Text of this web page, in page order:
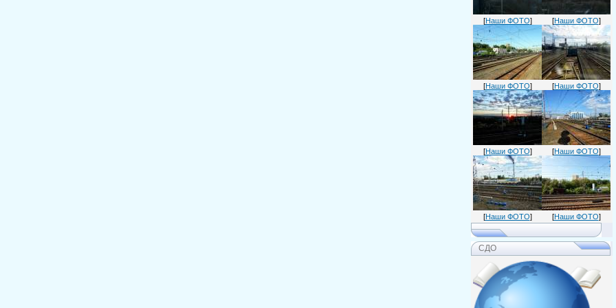
[Наши ФОТО] [Наши ФОТО]
[Наши ФОТО] [Наши ФОТО]
[Наши ФОТО] [Наши ФОТО]
[Наши ФОТО] [Наши ФОТО]
СДО